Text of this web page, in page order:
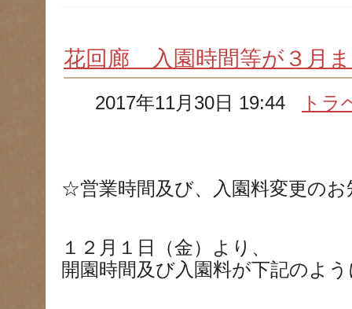
花回廊 入園時間等が３月
2017年11月30日 19:44 トラ
☆営業時間及び、入園料変更の
１２月１日（金）より、
開園時間及び入園料が下記のよ